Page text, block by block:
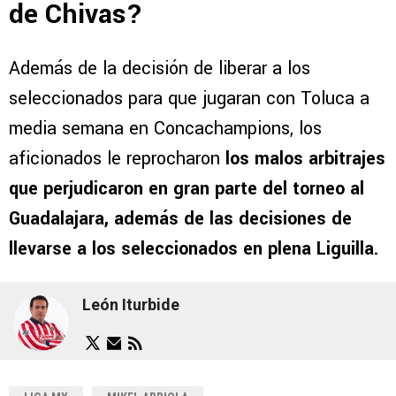
de Chivas?
Además de la decisión de liberar a los
seleccionados para que jugaran con Toluca a
media semana en Concachampions, los
aficionados le reprocharon los malos arbitrajes
que perjudicaron en gran parte del torneo al
Guadalajara, además de las decisiones de
llevarse a los seleccionados en plena Liguilla.
León Iturbide